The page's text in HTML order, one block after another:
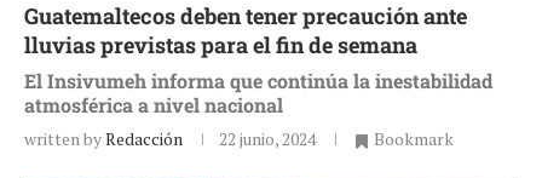
Guatemaltecos deben tener precaución ante
lluvias previstas para el fin de semana
El Insivumeh informa que continúa la inestabilidad
atmosférica a nivel nacional
written byRedacción 22 junio, 2024 Bookmark